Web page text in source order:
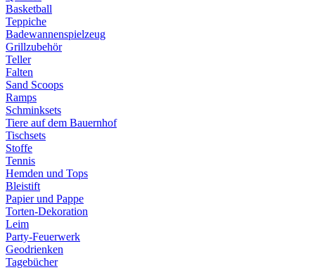
Basketball
Teppiche
Badewannenspielzeug
Grillzubehör
Teller
Falten
Sand Scoops
Ramps
Schminksets
Tiere auf dem Bauernhof
Tischsets
Stoffe
Tennis
Hemden und Tops
Bleistift
Papier und Pappe
Torten-Dekoration
Leim
Party-Feuerwerk
Geodrienken
Tagebücher